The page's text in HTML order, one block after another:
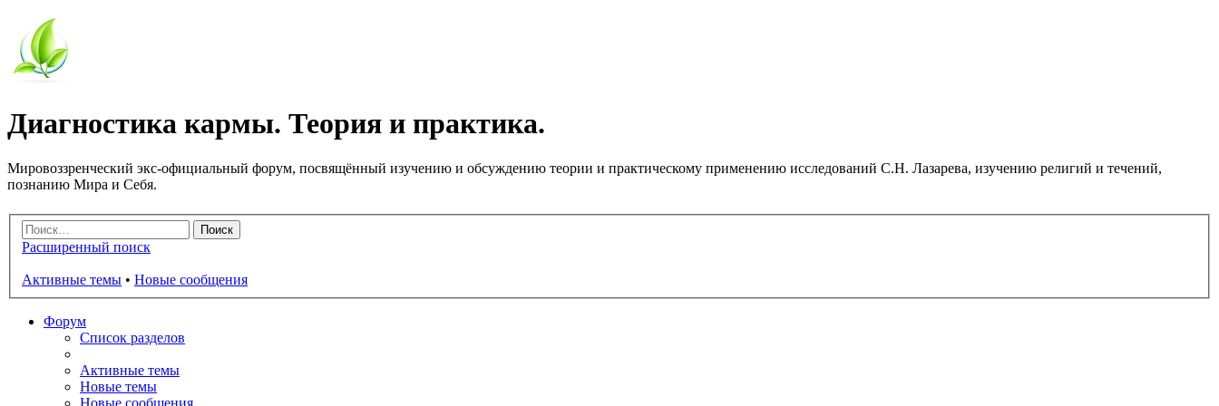
Диагностика кармы. Теория и практика.
Мировоззренческий экс-официальный форум, посвящённый изучению и обсуждению теории и практическому применению исследований С.Н. Лазарева, изучению религий и течений,
познанию Мира и Себя.
Расширенный поиск
Активные темы • Новые сообщения
Форум
Список разделов
Активные темы
Новые темы